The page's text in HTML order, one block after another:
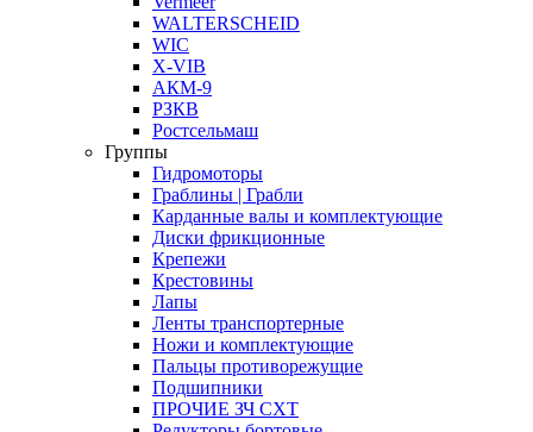
WALTERSCHEID
WIC
X-VIB
АКМ-9
РЗКВ
Ростсельмаш
Группы
Гидромоторы
Граблины | Грабли
Карданные валы и комплектующие
Диски фрикционные
Крепежи
Крестовины
Лапы
Ленты транспортерные
Ножи и комплектующие
Пальцы противорежущие
Подшипники
ПРОЧИЕ ЗЧ СХТ